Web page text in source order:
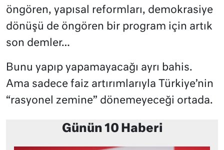
öngören, yapısal reformları, demokrasiye
dönüşü de öngören bir program için artık
son demler…
Bunu yapıp yapamayacağı ayrı bahis.
Ama sadece faiz artırımlarıyla Türkiye’nin
“rasyonel zemine” dönemeyeceği ortada.
Günün 10 Haberi